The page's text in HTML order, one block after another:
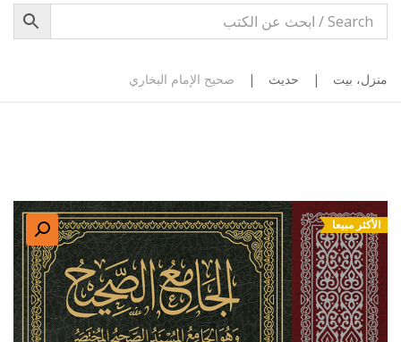
منزل، بيت | حديث | صحيح الإمام البخاري
الأكثر مبيعا